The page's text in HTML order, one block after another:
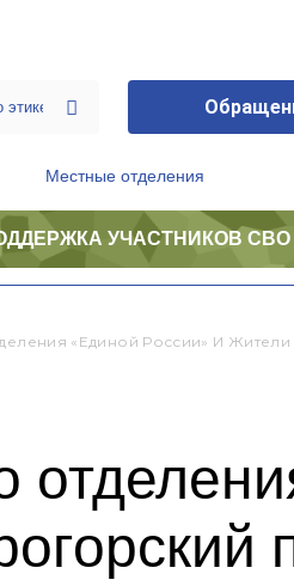
Местные отделения
УЧАСТНИКОВ СВО
«Единой России» И